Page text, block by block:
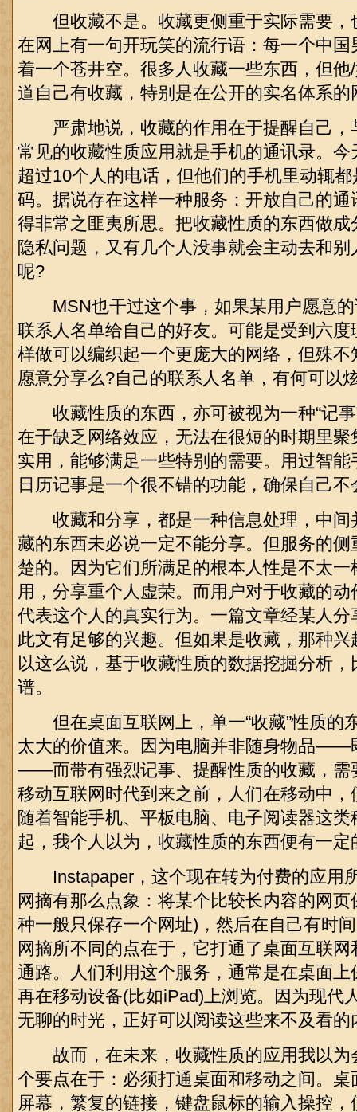
但收藏不是。收藏更侧重于实际需要，
在网上有一句开玩笑的流行语：每一个中
着一个苍井空。很多人收藏一些东西，但
道自己有收藏，特别是在公开的实名体系的
严肃地说，收藏的作用在于提醒自己，
常见的收藏性质应用就是手机的通讯录。
超过10个人的电话，但他们的手机里动辄
码。据说存在这样一种服务：开放自己的
得非常之匪夷所思。把收藏性质的东西做
隐私问题，又有几个人没事就会主动去和
呢?
MSN也干过这个事，如果某用户愿意的
联系人名单给自己的好友。可能是受到六
样做可以编织起一个更庞大的网络，但殊
愿意分享么?自己的联系人名单，有何可以
收藏性质的东西，亦可被视为一种“记事
在于缺乏网络效应，无法在很短的时期里
实用，能够满足一些特别的需要。用过智
日历记事是一个很不错的功能，确保自己不
收藏和分享，都是一种信息处理，中间
藏的东西未必说一定不能分享。但服务的
楚的。因为它们所满足的根本人性是不太
用，分享重个人虚荣。而用户对于收藏的
代表这个人的真实行为。一篇文章经某人
此文有足够的兴趣。但如果是收藏，那种
以这么说，基于收藏性质的数据挖掘分析
谱。
但在桌面互联网上，单一“收藏”性质的
太大的价值来。因为电脑并非随身物品——
——而带有强烈记事、提醒性质的收藏，需
移动互联网时代到来之前，人们在移动中
随着智能手机、平板电脑、电子阅读器这
起，我个人以为，收藏性质的东西便有一
Instapaper，这个现在转为付费的应用
网摘有那么点象：将某个比较长内容的网
种一般只保存一个网址)，然后在自己有时
网摘所不同的点在于，它打通了桌面互联
通路。人们利用这个服务，通常是在桌面
再在移动设备(比如iPad)上浏览。因为现代
无聊的时光，正好可以阅读这些来不及看
故而，在未来，收藏性质的应用我以为
个要点在于：必须打通桌面和移动之间。
屏幕，繁复的链接，键盘鼠标的输入操控